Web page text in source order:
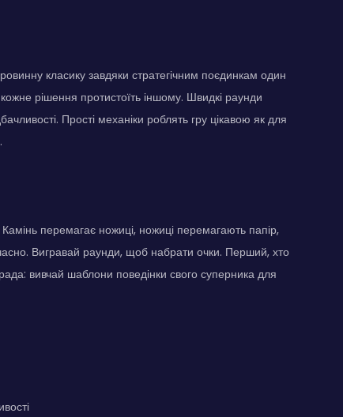
класику завдяки стратегічним поєдинкам один
рішення протистоїть іншому. Швидкі раунди
Прості механіки роблять гру цікавою як для
перемагає ножиці, ножиці перемагають папір,
Вигравай раунди, щоб набрати очки. Перший, хто
вивчай шаблони поведінки свого суперника для